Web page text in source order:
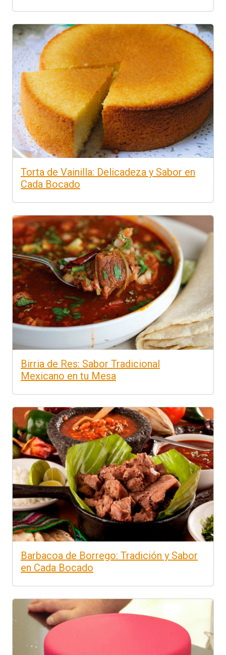
Torta de Vainilla: Delicadeza y Sabor en
Cada Bocado
Birria de Res: Sabor Tradicional
Mexicano en tu Mesa
Barbacoa de Borrego: Tradición y Sabor
en Cada Bocado